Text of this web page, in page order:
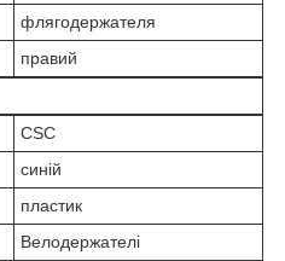
флягодержателя
правий
CSC
синій
пластик
Велодержателі